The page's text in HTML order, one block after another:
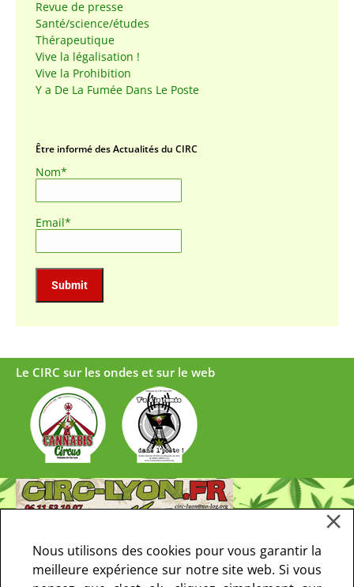
Revue de presse
Santé/science/études
Thérapeutique
Vive la légalisation !
Vive la Prohibition
Y a De La Fumée Dans Le Poste
Être informé des Actualités du CIRC
Nom*
Email*
Le CIRC sur les ondes et sur le web
Nous utilisons des cookies pour vous garantir la
meilleure expérience sur notre site web. Si vous